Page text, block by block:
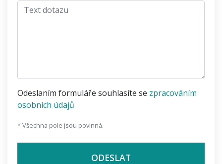
Text dotazu
Odeslaním formuláře souhlasíte se zpracováním
osobních údajů
* Všechna pole jsou povinná.
ODESLAT